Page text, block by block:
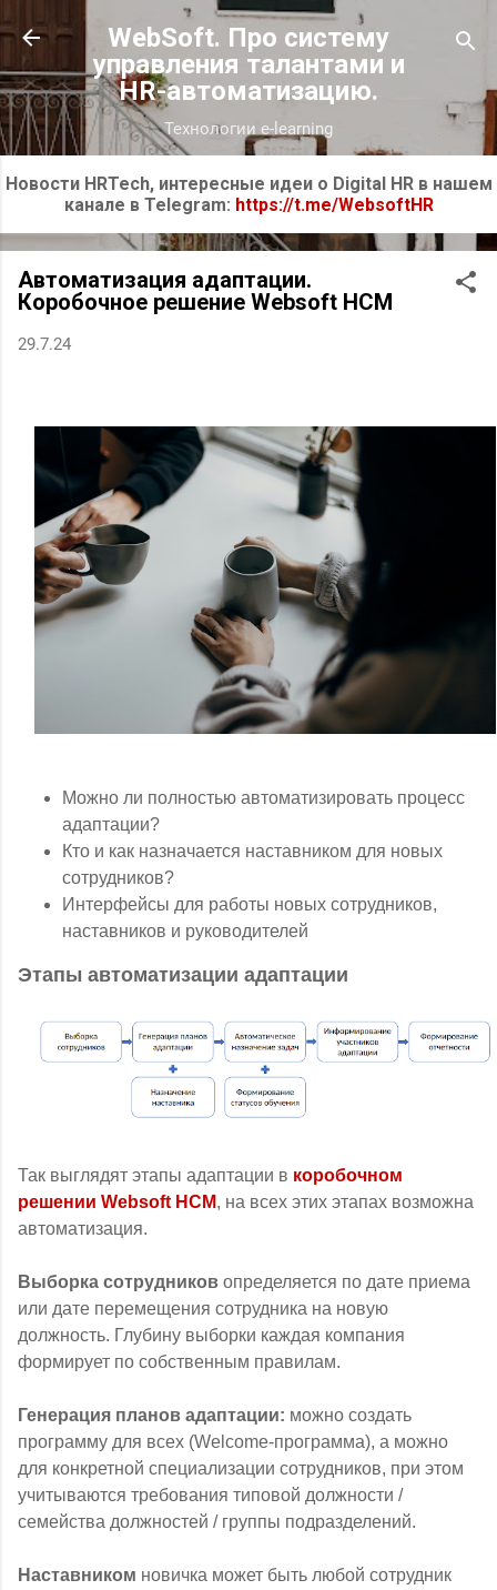
К основному контенту
WebSoft. Про систему
управления талантами и
HR-автоматизацию.
Технологии e-learning
Новости HRTech, интересные идеи о Digital HR в нашем
канале в Telegram: https://t.me/WebsoftHR
Автоматизация адаптации.
Коробочное решение Websoft HCM
29.7.24
Можно ли полностью автоматизировать процесс
адаптации?
Кто и как назначается наставником для новых
сотрудников?
Интерфейсы для работы новых сотрудников,
наставников и руководителей
Этапы автоматизации адаптации
Так выглядят этапы адаптации в коробочном
решении Websoft HCM, на всех этих этапах возможна
автоматизация.
Выборка сотрудников определяется по дате приема
или дате перемещения сотрудника на новую
должность. Глубину выборки каждая компания
формирует по собственным правилам.
Генерация планов адаптации: можно создать
программу для всех (Welcome-программа), а можно
для конкретной специализации сотрудников, при этом
учитываются требования типовой должности /
семейства должностей / группы подразделений.
Наставником новичка может быть любой сотрудник